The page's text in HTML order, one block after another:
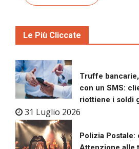
Le Più Cliccate
Truffe
con un SMS:
riottiene i soldi
31 Luglio 2026
Polizia Postale: